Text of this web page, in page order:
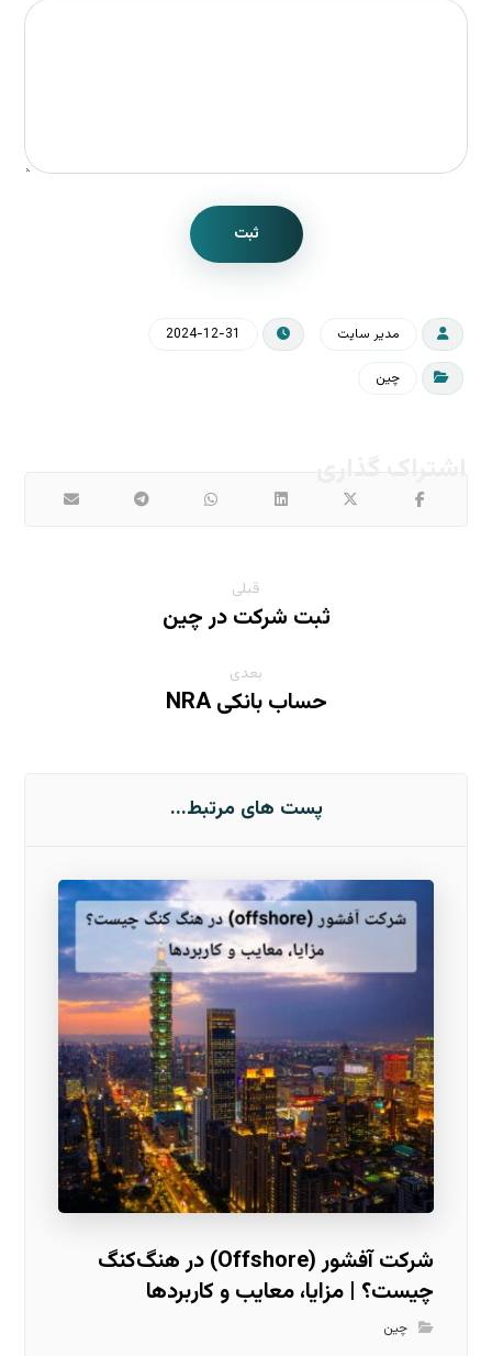
ثبت
مدیر سایت 2024-12-31
چین
قبلی
ثبت شرکت در چین
بعدی
حساب بانکی NRA
پست های مرتبط...
شرکت آفشور (Offshore) در هنگ‌کنگ
چیست؟ | مزایا، معایب و کاربردها
چین